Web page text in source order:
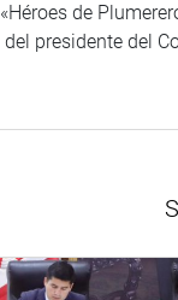
de
presidente del